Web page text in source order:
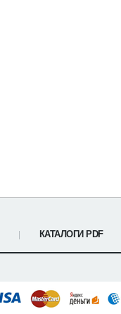
КАТАЛОГИ PDF